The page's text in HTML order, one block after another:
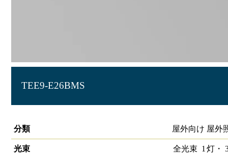
TEE9-E26BMS
分類
屋外向け 屋外
光束 全光束 1 灯・